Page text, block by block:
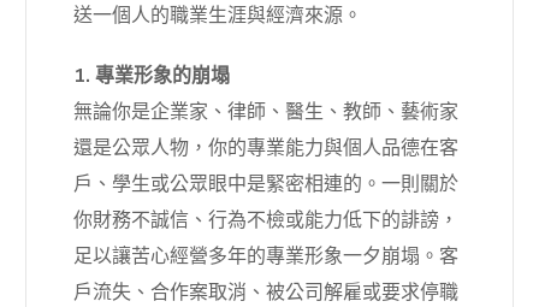
送一個人的職業生涯與經濟來源。
1. 專業形象的崩塌
無論你是企業家、律師、醫生、教師、藝術家
還是公眾人物，你的專業能力與個人品德在客
戶、學生或公眾眼中是緊密相連的。一則關於
你財務不誠信、行為不檢或能力低下的誹謗，
足以讓苦心經營多年的專業形象一夕崩塌。客
戶流失、合作案取消、被公司解雇或要求停職